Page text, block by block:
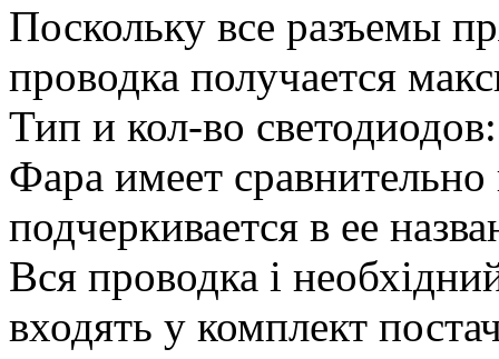
Поскольку все разъемы
проводка получается
Тип и кол-во
Фара имеет
подчеркивается в ее
Вся проводка і
входять у комплект